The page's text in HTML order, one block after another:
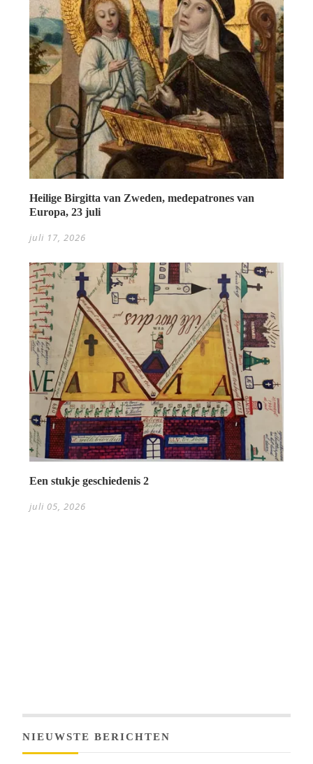
Heilige Birgitta van Zweden, medepatrones van
Europa, 23 juli
juli 17, 2026
Een stukje geschiedenis 2
juli 05, 2026
NIEUWSTE BERICHTEN